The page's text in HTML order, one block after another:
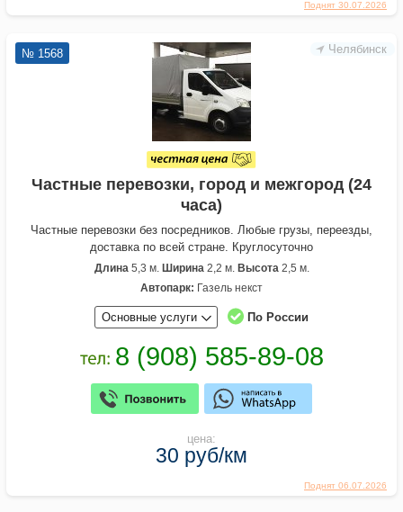
Поднят 30.07.2026
Челябинск
Поднят 06.07.2026
№ 1568
Частные перевозки, город и межгород (24
часа)
Частные перевозки без посредников. Любые грузы, переезды,
доставка по всей стране. Круглосуточно
Длина5,3 м. Ширина2,2 м. Высота2,5 м.
Автопарк: Газель некст
Основные услуги По России
цена:
30 руб/км